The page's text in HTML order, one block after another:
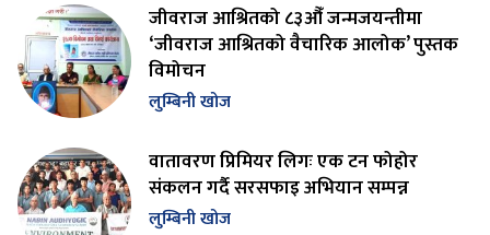
जीवराज आश्रितको ८३औँ जन्मजयन्तीमा
‘जीवराज आश्रितको वैचारिक आलोक’ पुस्तक
विमोचन
लुम्बिनी खोज
वातावरण प्रिमियर लिगः एक टन फोहोर
संकलन गर्दै सरसफाइ अभियान सम्पन्न
लुम्बिनी खोज